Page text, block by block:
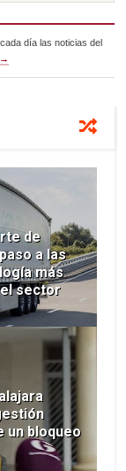
día las noticias del
de
a las
más
sector
un bloqueo